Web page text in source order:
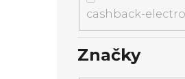
cashback-
Značky